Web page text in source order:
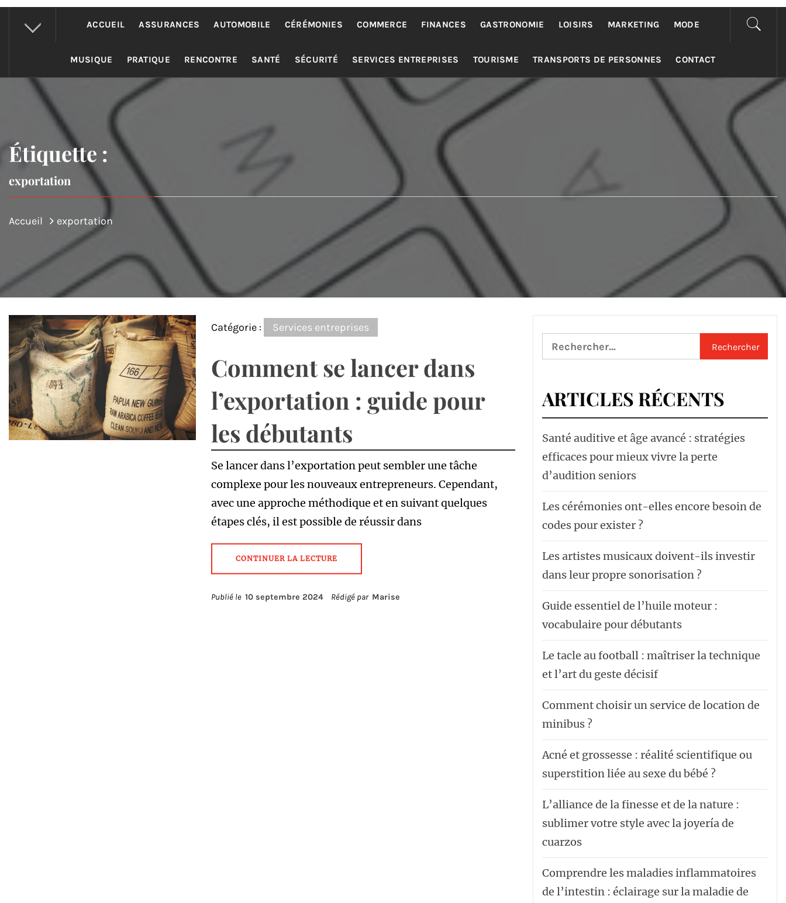
ACCUEIL ASSURANCES AUTOMOBILE CÉRÉMONIES COMMERCE FINANCES GASTRONOMIE LOISIRS MARKETING MODE
MUSIQUE PRATIQUE RENCONTRE SANTÉ SÉCURITÉ SERVICES ENTREPRISES TOURISME TRANSPORTS DE PERSONNES CONTACT
Étiquette :
exportation
Accueil exportation
Catégorie : Services entreprises
Comment se lancer dans
l’exportation : guide pour
les débutants
Se lancer dans l’exportation peut sembler une tâche
complexe pour les nouveaux entrepreneurs. Cependant,
avec une approche méthodique et en suivant quelques
étapes clés, il est possible de réussir dans
CONTINUER LA LECTURE
Publié le10 septembre 2024 Rédigé par Marise
Rechercher :
ARTICLES RÉCENTS
Santé auditive et âge avancé : stratégies
efficaces pour mieux vivre la perte
d’audition seniors
Les cérémonies ont-elles encore besoin de
codes pour exister ?
Les artistes musicaux doivent-ils investir
dans leur propre sonorisation ?
Guide essentiel de l’huile moteur :
vocabulaire pour débutants
Le tacle au football : maîtriser la technique
et l’art du geste décisif
Comment choisir un service de location de
minibus ?
Acné et grossesse : réalité scientifique ou
superstition liée au sexe du bébé ?
L’alliance de la finesse et de la nature :
sublimer votre style avec la joyería de
cuarzos
Comprendre les maladies inflammatoires
de l’intestin : éclairage sur la maladie de